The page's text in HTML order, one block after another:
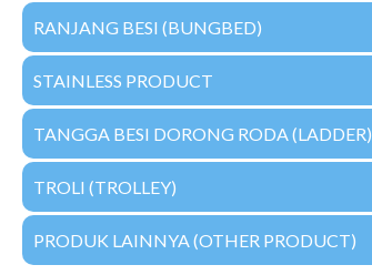
RANJANG BESI (BUNGBED)
STAINLESS PRODUCT
TANGGA BESI DORONG RODA (LADDER)
TROLI (TROLLEY)
PRODUK LAINNYA (OTHER PRODUCT)